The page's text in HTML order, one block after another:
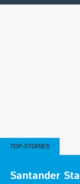
TOP-STORIES
Santander